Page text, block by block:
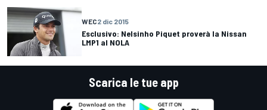
WEC2 dic 2015
Esclusivo: Nelsinho Piquet proverà la Nissan
LMP1 al NOLA
Scarica le tue app